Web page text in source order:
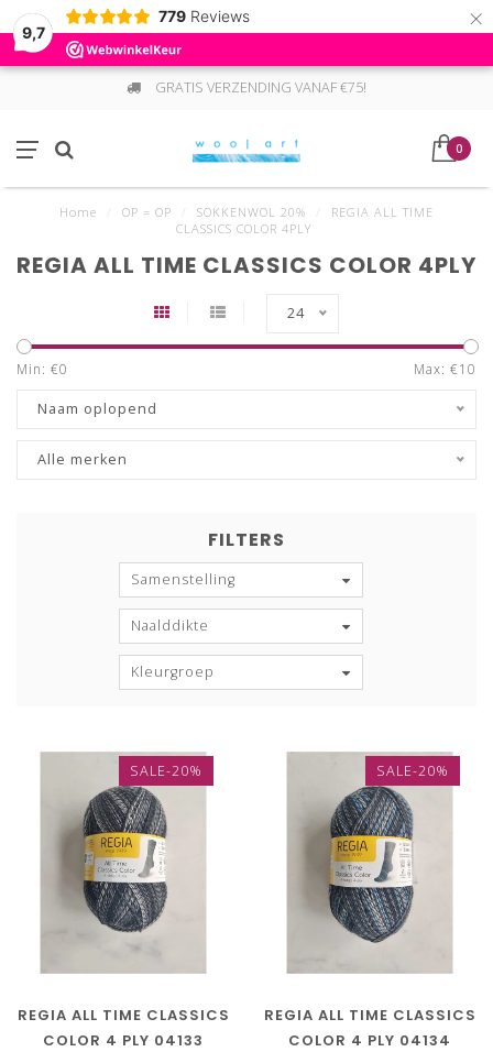
9,7
779 Reviews ×
GRATIS VERZENDING VANAF €75!
0
Home OP = OP SOKKENWOL 20%
REGIA ALL TIME
CLASSICS COLOR 4PLY
REGIA ALL TIME CLASSICS COLOR 4PLY
24
Min: €0 Max: €10
Naam oplopend
Alle merken
FILTERS
Samenstelling
Naalddikte
Kleurgroep
SALE-20%
REGIA ALL TIME CLASSICS
COLOR 4 PLY 04133
SALE-20%
REGIA ALL TIME CLASSICS
COLOR 4 PLY 04134